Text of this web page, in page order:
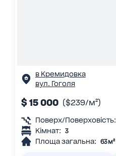
в Кремидовка
вул. Гоголя
$ 15 000 ($239/м²)
Поверх/Поверховість:
Кімнат: 3
Площа загальна: 63 м²